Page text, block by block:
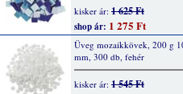
kisker ár: 1 625 Ft
shop ár: 1 275 Ft
Üveg mozaikkövek, 200 g
mm, 300 db, fehér
kisker ár: 1 545 Ft